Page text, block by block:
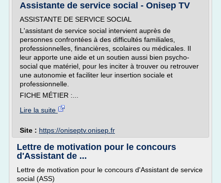
Assistante de service social - Onisep TV
ASSISTANTE DE SERVICE SOCIAL
L'assistant de service social intervient auprès de
personnes confrontées à des difficultés familiales,
professionnelles, financières, scolaires ou médicales. Il
leur apporte une aide et un soutien aussi bien psycho-
social que matériel, pour les inciter à trouver ou retrouver
une autonomie et faciliter leur insertion sociale et
professionnelle.
FICHE MÉTIER :...
Lire la suite
Site : https://oniseptv.onisep.fr
Lettre de motivation pour le concours
d'Assistant de ...
Lettre de motivation pour le concours d'Assistant de service
social (ASS)